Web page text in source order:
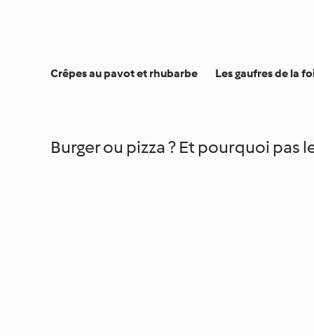
Crêpes au pavot et rhubarbe Les gaufres de la
Burger ou pizza ? Et pourquoi pas